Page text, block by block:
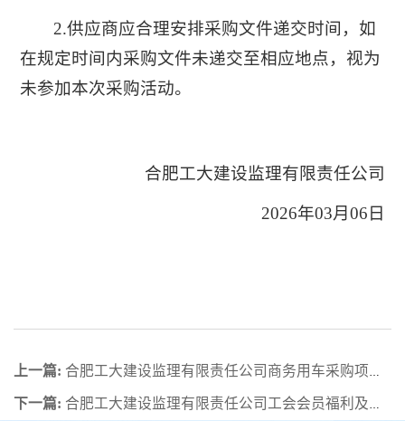
2.供应商应合理安排采购文件递交时间，如
在规定时间内采购文件未递交至相应地点，视为
未参加本次采购活动。
合肥工大建设监理有限责任公司
2026年03月06日
上一篇: 合肥工大建设监理有限责任公司商务用车采购项目中标结果公示
下一篇: 合肥工大建设监理有限责任公司工会会员福利及综合商品供应商入库框架协议项目入围结果公示